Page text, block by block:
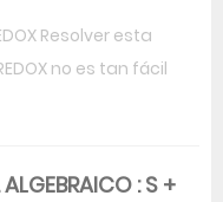
Resolver esta
no es tan fácil
: S +